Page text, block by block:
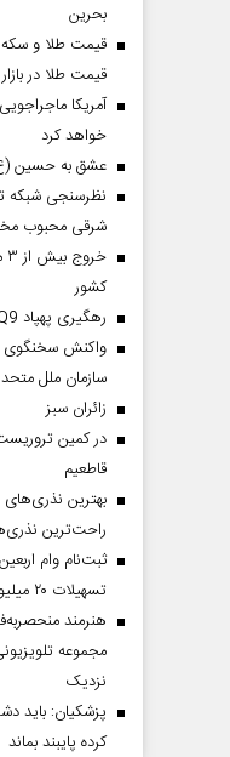
بحرین
قیمت طلا در
آمریکا
خواهد کرد
عشق به حسین
نظرسنجی شبکه
شرقی محبوب
کشور
رهگیری پهپاد MQ9 بر فراز تنگه هرمز
واکنش سخنگوی
سازمان ملل متحد
‌زائران سبز
در کمین
قاطعیم
بهترین نذری‌های
راحت‌ترین
ثبت‌نام وام
تسهیلات ۲۰ میلیون تومانی با سود ۵ درصد
مجموعه
نزدیک
پزشکیان: باید
کرده پایبند بماند